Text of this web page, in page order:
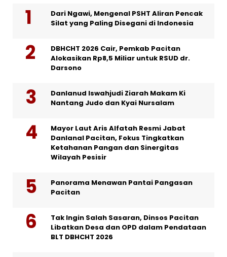
Dari Ngawi, Mengenal PSHT Aliran Pencak
Silat yang Paling Disegani di Indonesia
DBHCHT 2026 Cair, Pemkab Pacitan
Alokasikan Rp8,5 Miliar untuk RSUD dr.
Darsono
Danlanud Iswahjudi Ziarah Makam Ki
Nantang Judo dan Kyai Nursalam
Mayor Laut Aris Alfatah Resmi Jabat
Danlanal Pacitan, Fokus Tingkatkan
Ketahanan Pangan dan Sinergitas
Wilayah Pesisir
Panorama Menawan Pantai Pangasan
Pacitan
Tak Ingin Salah Sasaran, Dinsos Pacitan
Libatkan Desa dan OPD dalam Pendataan
BLT DBHCHT 2026